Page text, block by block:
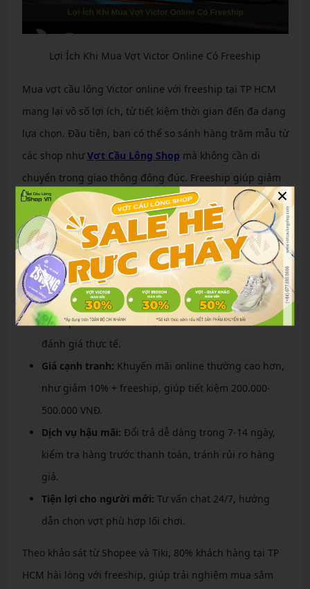
Lợi Ích Khi Mua Vợt Victor Online Có Freeship
Mua vợt cầu lông Victor online với freeship tại TP HCM
mang lại vô số lợi ích, từ tiết kiệm thời gian đến đa dạng
lựa chọn. Đầu tiên, bạn có thể so sánh hàng trăm mẫu từ
các shop nhưVợt Cầu Lông Shop mà không cần di
chuyển trong giao thông đông đúc. Freeship giúp giảm
chi phí vận chuyển lên đến 100.000 VNĐ, đặc biệt hữu
ích cho đơn hàng dưới 2 triệu.
Tiết kiệm thời gian:Chỉ cần 5 phút duyệt web, nhận
hàng trong 24h thay vì mất nửa ngày ghé shop.
Đa dạng sản phẩm: Xem đầy đủ dòng Victor 2025, từ
Auraspeed đến Thruster, với hình ảnh 360 độ và
đánh giá thực tế.
Giá cạnh tranh: Khuyến mãi online thường cao hơn,
như giảm 10% + freeship, giúp tiết kiệm 200.000-
500.000 VNĐ.
Dịch vụ hậu mãi: Đổi trả dễ dàng trong 7-14 ngày,
kiểm tra hàng trước thanh toán, tránh rủi ro hàng
giả.
Tiện lợi cho người mới: Tư vấn chat 24/7, hướng
dẫn chọn vợt phù hợp lối chơi.
Theo khảo sát từ Shopee và Tiki, 80% khách hàng tại TP
HCM hài lòng với freeship, giúp trải nghiệm mua sắm
×